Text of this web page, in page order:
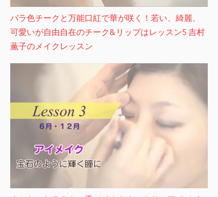
バラ色チークと万能口紅で華が咲く！若い、綺麗、
可愛いが自由自在のチーク&リップはレッスン5 吉村
薫子のメイクレッスン